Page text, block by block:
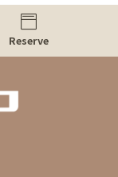

Reserve